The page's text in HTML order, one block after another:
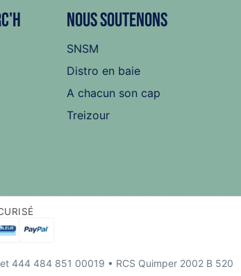
Nous soutenons
SNSM
Distro en baie
A chacun son cap
Treizour
444 484 851 00019 • RCS Quimper 2002 B 520